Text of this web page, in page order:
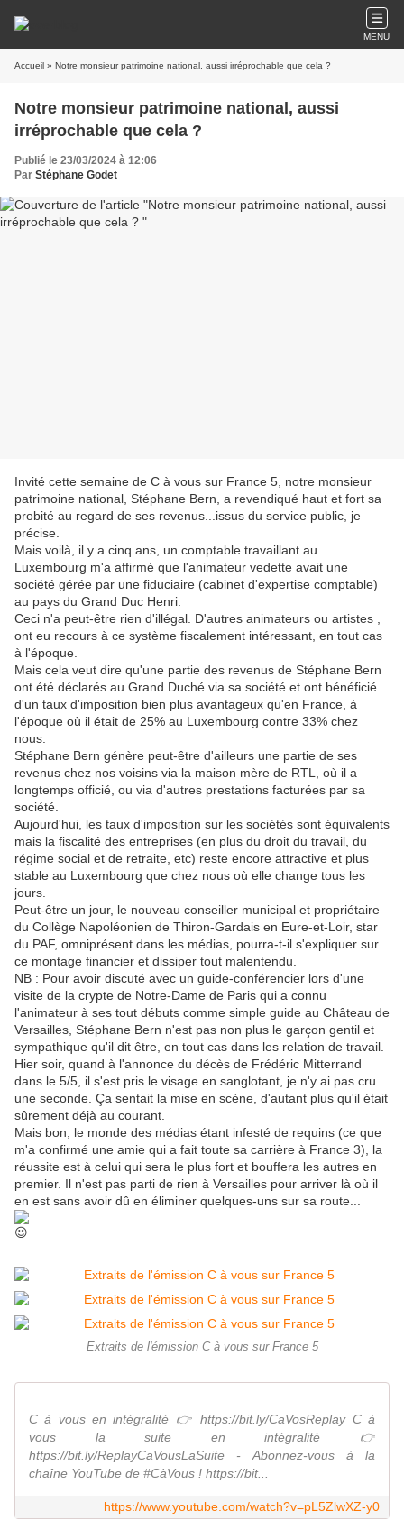
MENU
Accueil » Notre monsieur patrimoine national, aussi irréprochable que cela ?
Notre monsieur patrimoine national, aussi
irréprochable que cela ?
Publié le 23/03/2024 à 12:06
Par Stéphane Godet
Invité cette semaine de C à vous sur France 5, notre monsieur
patrimoine national, Stéphane Bern, a revendiqué haut et fort sa
probité au regard de ses revenus...issus du service public, je
précise.
Mais voilà, il y a cinq ans, un comptable travaillant au
Luxembourg m'a affirmé que l'animateur vedette avait une
société gérée par une fiduciaire (cabinet d'expertise comptable)
au pays du Grand Duc Henri.
Ceci n'a peut-être rien d'illégal. D'autres animateurs ou artistes ,
ont eu recours à ce système fiscalement intéressant, en tout cas
à l'époque.
Mais cela veut dire qu'une partie des revenus de Stéphane Bern
ont été déclarés au Grand Duché via sa société et ont bénéficié
d'un taux d'imposition bien plus avantageux qu'en France, à
l'époque où il était de 25% au Luxembourg contre 33% chez
nous.
Stéphane Bern génère peut-être d'ailleurs une partie de ses
revenus chez nos voisins via la maison mère de RTL, où il a
longtemps officié, ou via d'autres prestations facturées par sa
société.
Aujourd'hui, les taux d'imposition sur les sociétés sont équivalents
mais la fiscalité des entreprises (en plus du droit du travail, du
régime social et de retraite, etc) reste encore attractive et plus
stable au Luxembourg que chez nous où elle change tous les
jours.
Peut-être un jour, le nouveau conseiller municipal et propriétaire
du Collège Napoléonien de Thiron-Gardais en Eure-et-Loir, star
du PAF, omniprésent dans les médias, pourra-t-il s'expliquer sur
ce montage financier et dissiper tout malentendu.
NB : Pour avoir discuté avec un guide-conférencier lors d'une
visite de la crypte de Notre-Dame de Paris qui a connu
l'animateur à ses tout débuts comme simple guide au Château de
Versailles, Stéphane Bern n'est pas non plus le garçon gentil et
sympathique qu'il dit être, en tout cas dans les relation de travail.
Hier soir, quand à l'annonce du décès de Frédéric Mitterrand
dans le 5/5, il s'est pris le visage en sanglotant, je n'y ai pas cru
une seconde. Ça sentait la mise en scène, d'autant plus qu'il était
sûrement déjà au courant.
Mais bon, le monde des médias étant infesté de requins (ce que
m'a confirmé une amie qui a fait toute sa carrière à France 3), la
réussite est à celui qui sera le plus fort et bouffera les autres en
premier. Il n'est pas parti de rien à Versailles pour arriver là où il
en est sans avoir dû en éliminer quelques-uns sur sa route...
Extraits de l'émission C à vous sur France 5
C à vous en intégralité 👉 https://bit.ly/CaVosReplay C à
vous la suite en intégralité 👉
https://bit.ly/ReplayCaVousLaSuite - Abonnez-vous à la
chaîne YouTube de #CàVous ! https://bit...
https://www.youtube.com/watch?v=pL5ZlwXZ-y0